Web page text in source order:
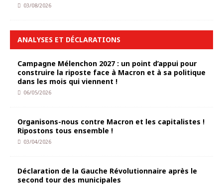
03/08/2026
ANALYSES ET DÉCLARATIONS
Campagne Mélenchon 2027 : un point d’appui pour
construire la riposte face à Macron et à sa politique
dans les mois qui viennent !
06/05/2026
Organisons-nous contre Macron et les capitalistes !
Ripostons tous ensemble !
03/04/2026
Déclaration de la Gauche Révolutionnaire après le
second tour des municipales